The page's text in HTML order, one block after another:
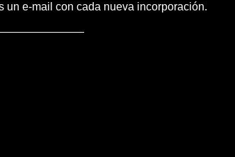
e-mail con cada nueva incorporación.